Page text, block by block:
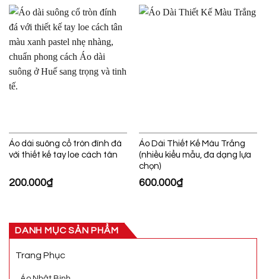
Áo dài suông cổ tròn đính đá
với thiết kế tay loe cách tân
200.000₫
Áo Dài Thiết Kế Màu Trắng
(nhiều kiểu mẫu, đa dạng lựa
chọn)
600.000₫
DANH MỤC SẢN PHẨM
Trang Phục